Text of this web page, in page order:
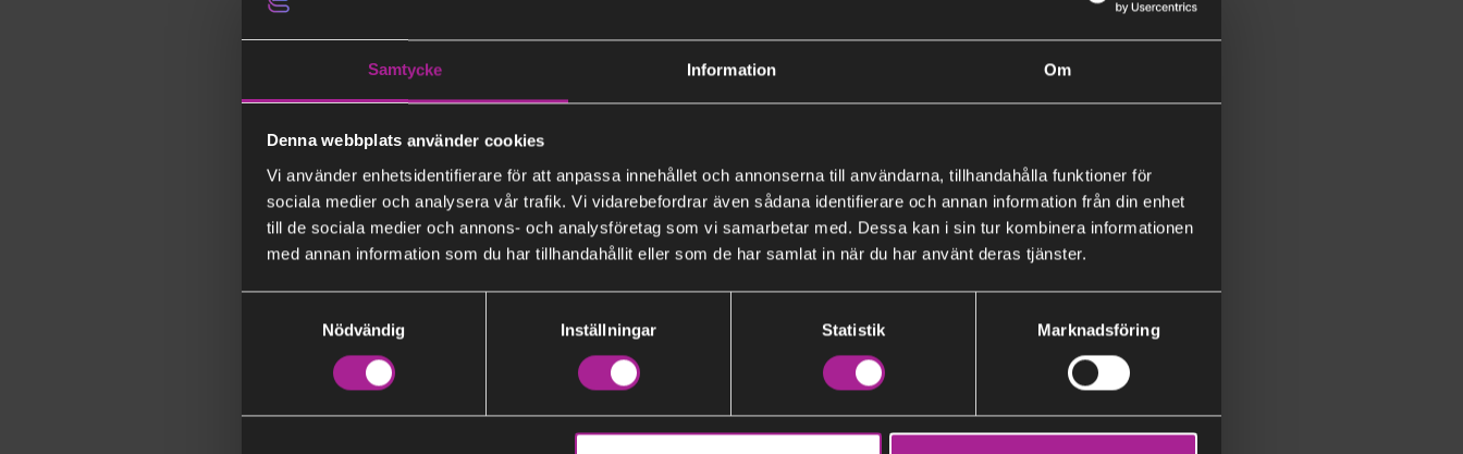
Samtycke Information Om
Denna webbplats använder cookies
Vi använder enhetsidentifierare för att anpassa innehållet och annonserna till användarna, tillhandahålla funktioner för
sociala medier och analysera vår trafik. Vi vidarebefordrar även sådana identifierare och annan information från din enhet
till de sociala medier och annons- och analysföretag som vi samarbetar med. Dessa kan i sin tur kombinera informationen
med annan information som du har tillhandahållit eller som de har samlat in när du har använt deras tjänster.
Nödvändig
Inställningar Statistik Marknadsföring
used in context with statistics and
load-balancing.
JSESSIONID
avbrott.stockholme
xergi.com
Preserves users states across page
Session
HTTP-
li_gc
LinkedIn Indikerar medgivande för cookies. 180 dagar
HTTP-
cookie
rc::a
Google
This cookie is used to distinguish
between humans and bots. This is
their website.
Beständig
Lokal
This cookie is used to distinguish
between humans and bots.
Lokal
HTML-
lagring